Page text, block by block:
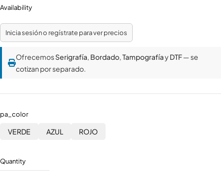
Availability
Inicia sesión o regístrate para ver precios
OfrecemosSerigrafía, Bordado,TampografíayDTF— se
cotizan por separado.
pa_color
VERDE AZUL ROJO
Quantity